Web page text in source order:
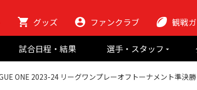
グッズ ファンクラブ
観戦
初めての観戦
会場紹介
試合日程・結果
選手・スタッフ
ONE 2023-24 リーグワンプレーオフトーナメント準